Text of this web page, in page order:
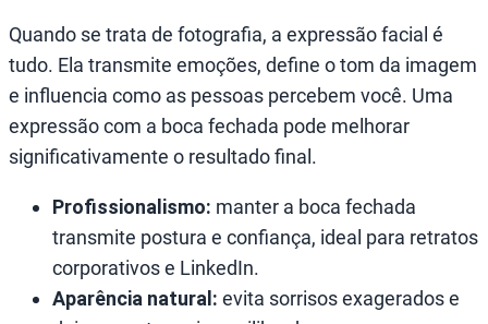
Quando se trata de fotografia, a expressão facial é
tudo. Ela transmite emoções, define o tom da imagem
e influencia como as pessoas percebem você. Uma
expressão com a boca fechada pode melhorar
significativamente o resultado final.
Profissionalismo: manter a boca fechada
transmite postura e confiança, ideal para retratos
corporativos e LinkedIn.
Aparência natural: evita sorrisos exagerados e